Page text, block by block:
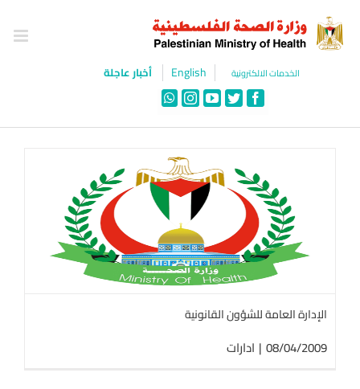
content
الخدمات الالكترونية English أخبار عاجلة
Facebook
Twitter
YouTube
Instagram
WhatsApp
الإدارة العامة للشؤون القانونية
08/04/2009
| ادارات